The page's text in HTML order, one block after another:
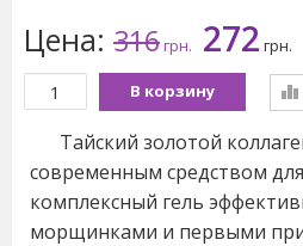
Цена: 316грн. 272 грн.
В корзину
Тайский золотой
современным средством
комплексный гель
морщинками и первыми